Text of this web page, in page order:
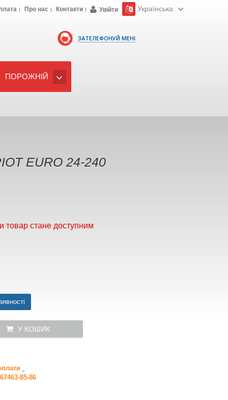
ЗАТЕЛЕФОНУЙ МЕНІ
Про нас Контакти Увійти Українська
ПОРОЖНІЙ
EURO 24-240
товар стане доступним
У КОШИК
85-86